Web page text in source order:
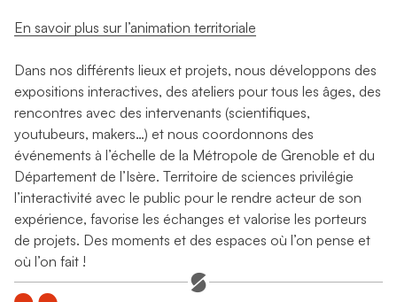
En savoir plus sur l’animation territoriale
Dans nos différents lieux et projets, nous développons des
expositions interactives, des ateliers pour tous les âges, des
rencontres avec des intervenants (scientifiques,
youtubeurs, makers…) et nous coordonnons des
événements à l’échelle de la Métropole de Grenoble et du
Département de l’Isère. Territoire de sciences privilégie
l’interactivité avec le public pour le rendre acteur de son
expérience, favorise les échanges et valorise les porteurs
de projets. Des moments et des espaces où l’on pense et
où l’on fait !